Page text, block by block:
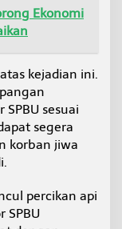
Ekonomi
kejadian ini.
sesuai
segera
korban jiwa
percikan api
SPBU